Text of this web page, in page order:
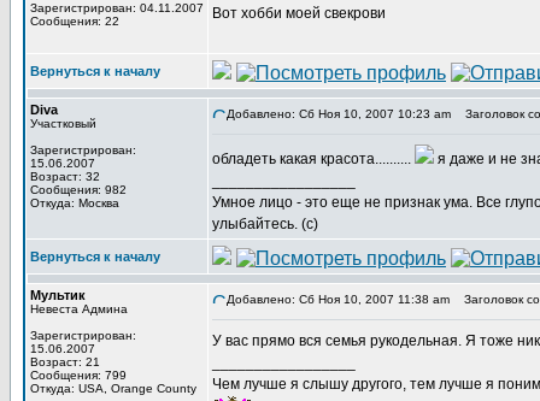
Зарегистрирован: 04.11.2007
Сообщения: 22
Вот хобби моей свекрови
Вернуться к началу
Diva
Участковый
Зарегистрирован:
15.06.2007
Возраст: 32
Сообщения: 982
Откуда: Москва
Добавлено: Сб Ноя 10, 2007 10:23 am Заголовок
обладеть какая красота..........
я даже и не
Умное лицо - это еще не признак ума. Все
улыбайтесь. (с)
Вернуться к началу
Мультик
Невеста Админа
Зарегистрирован:
15.06.2007
Возраст: 21
Сообщения: 799
Откуда: USA, Orange County
Добавлено: Сб Ноя 10, 2007 11:38 am Заголовок
У вас прямо вся семья рукодельная. Я тоже
Чем лучше я слышу другого, тем лучше я